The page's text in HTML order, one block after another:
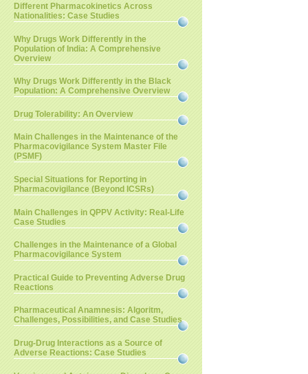
Different Pharmacokinetics Across
Nationalities: Case Studies
Why Drugs Work Differently in the
Population of India: A Comprehensive
Overview
Why Drugs Work Differently in the Black
Population: A Comprehensive Overview
Drug Tolerability: An Overview
Main Challenges in the Maintenance of the
Pharmacovigilance System Master File
(PSMF)
Special Situations for Reporting in
Pharmacovigilance (Beyond ICSRs)
Main Challenges in QPPV Activity: Real-Life
Case Studies
Challenges in the Maintenance of a Global
Pharmacovigilance System
Practical Guide to Preventing Adverse Drug
Reactions
Pharmaceutical Anamnesis: Algoritm,
Challenges, Possibilities, and Case Studies
Drug-Drug Interactions as a Source of
Adverse Reactions: Case Studies